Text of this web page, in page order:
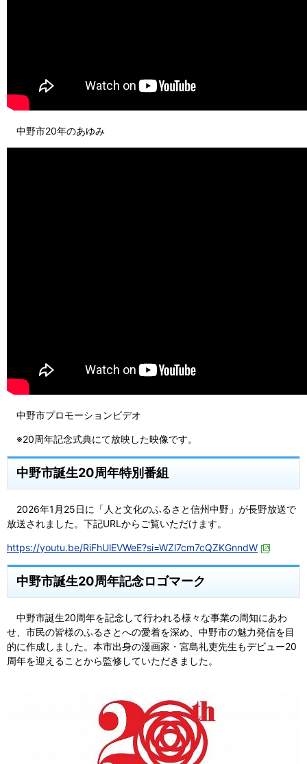
中野市20年のあゆみ
中野市プロモーションビデオ
※20周年記念式典にて放映した映像です。
中野市誕生20周年特別番組
2026年1月25日に「人と文化のふるさと信州中野」が長野放送で
放送されました。下記URLからご覧いただけます。
https://youtu.be/RiFhUlEVWeE?si=WZl7cm7cQZKGnndW
中野市誕生20周年記念ロゴマーク
中野市誕生20周年を記念して行われる様々な事業の周知にあわ
せ、市民の皆様のふるさとへの愛着を深め、中野市の魅力発信を目
的に作成しました。本市出身の漫画家・宮島礼吏先生もデビュー20
周年を迎えることから監修していただきました。